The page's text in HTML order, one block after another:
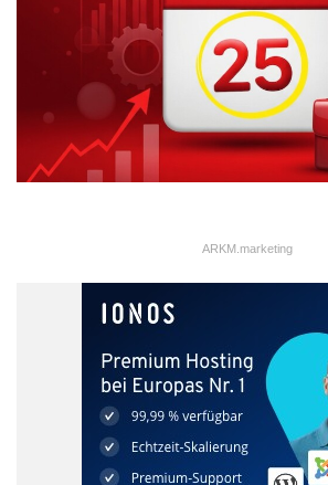
ARKM.marketing